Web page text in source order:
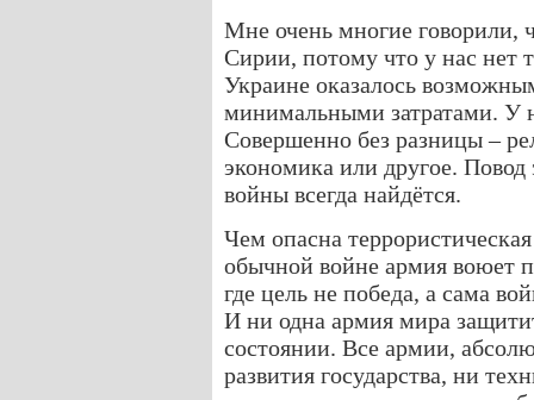
Мне очень многие говорили,
Сирии, потому что у нас нет
Украине оказалось
минимальными затратами. У
Совершенно без разницы –
экономика или другое. Повод
войны всегда найдётся.
Чем опасна
обычной войне армия воюет
где цель не победа, а сама
И ни одна армия мира
состоянии. Все армии,
развития государства, ни